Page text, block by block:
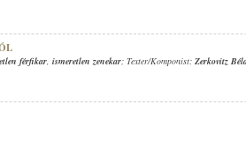
férfikar, ismeretlen zenekar; Texter/Komponist: Zerkovitz